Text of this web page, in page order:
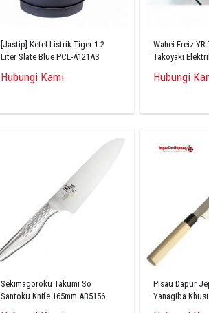
[Jastip] Ketel Listrik Tiger 1.2
Liter Slate Blue PCL-A121AS
Hubungi Kami
Wahei Freiz
Takoyaki
Hubungi
Sekimagoroku Takumi So
Santoku Knife 165mm AB5156
Pisau Dapur
Yanagiba